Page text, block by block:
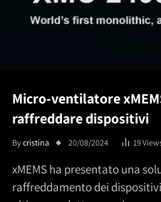
Micro-ventilatore
raffreddare dispositivi
Bycristina 20/08/2024 19
xMEMS ha presentato una
raffreddamento dei